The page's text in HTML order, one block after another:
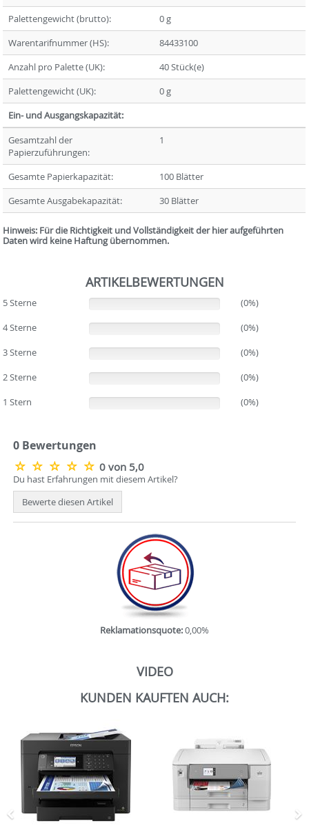
Palettengewicht (brutto):
0 g
Warentarifnummer (HS):
84433100
Anzahl pro Palette (UK):
40 Stück(e)
Palettengewicht (UK):
0 g
Ein- und Ausgangskapazität:
Gesamtzahl der
Papierzuführungen:
1
Gesamte Papierkapazität:
100 Blätter
Gesamte Ausgabekapazität:
30 Blätter
Hinweis: Für die Richtigkeit und Vollständigkeit der hier aufgeführten
Daten wird keine Haftung übernommen.
ARTIKELBEWERTUNGEN
5 Sterne
(0%)
4 Sterne
(0%)
3 Sterne
(0%)
2 Sterne
(0%)
1 Stern
(0%)
0 Bewertungen
0 von 5,0
Du hast Erfahrungen mit diesem Artikel?
Bewerte diesen Artikel
Reklamationsquote:0,00%
VIDEO
KUNDEN KAUFTEN AUCH:
Zurück